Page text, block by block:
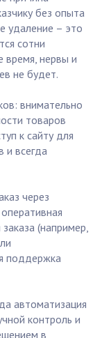
без опыта
удаление – это
сотни
время, нервы и
не будет.
внимательно
товаров
к сайту для
и всегда
через
(например,
поддержка
автоматизация
контроль и
в